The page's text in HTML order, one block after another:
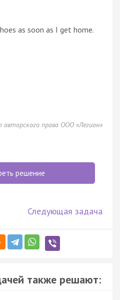
as soon as I get home.
авторского права ООО «Легион»
решение
Следующая задача
также решают: